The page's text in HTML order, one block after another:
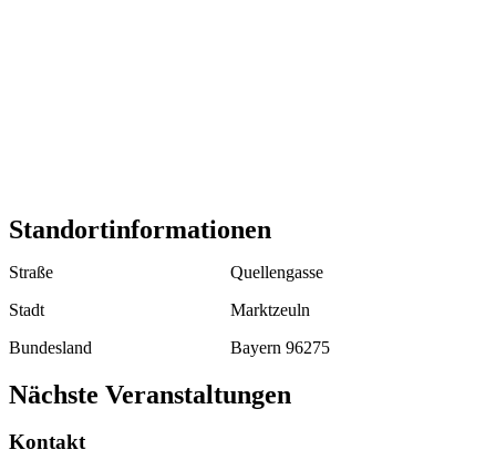
Standortinformationen
Straße
Quellengasse
Stadt
Marktzeuln
Bundesland
Bayern 96275
Nächste Veranstaltungen
Kontakt